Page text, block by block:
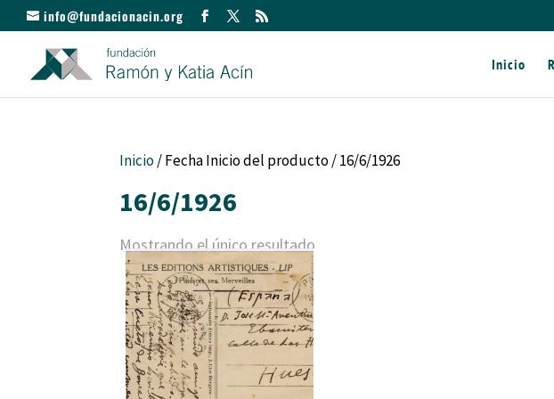
info@fundacionacin.org
Inicio
Inicio/ Fecha Inicio del producto / 16/6/1926
16/6/1926
Mostrando el único resultado